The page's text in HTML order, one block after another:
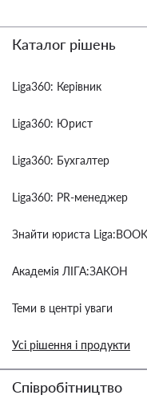
Каталог рішень
Liga360: Керівник
Liga360: Юрист
Liga360: Бухгалтер
Liga360: PR-менеджер
Знайти юриста Liga:BOOK
Академія ЛІГА:ЗАКОН
Теми в центрі уваги
Усі рішення і продукти
Співробітництво